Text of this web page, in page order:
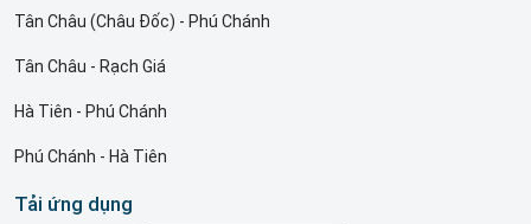
Tân Châu (Châu Đốc) - Phú Chánh
Tân Châu - Rạch Giá
Hà Tiên - Phú Chánh
Phú Chánh - Hà Tiên
Tải ứng dụng